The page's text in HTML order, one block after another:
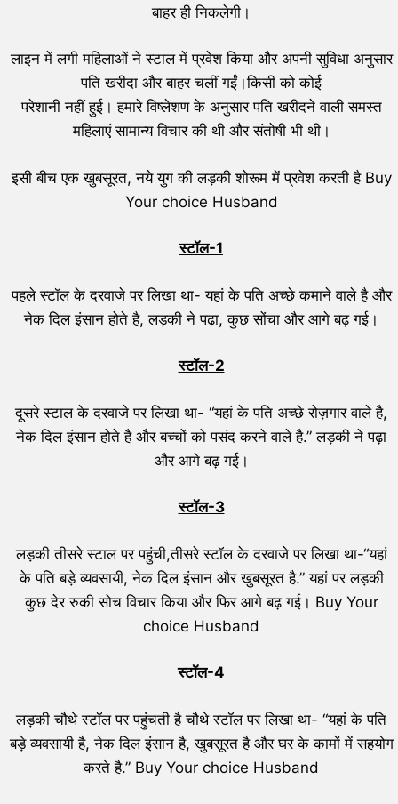
बाहर ही निकलेगी।
लाइन में लगी महिलाओं ने स्टाल में प्रवेश किया और अपनी सुविधा अनुसार
पति खरीदा और बाहर चलीं गईं।किसी को कोई
परेशानी नहीं हुई। हमारे विष्लेशण के अनुसार पति खरीदने वाली समस्त
महिलाएं सामान्य विचार की थी और संतोषी भी थी।
इसी बीच एक खुबसूरत, नये युग की लड़की शोरूम में प्रवेश करती है Buy
Your choice Husband
स्टॉल-1
पहले स्टॉल के दरवाजे पर लिखा था- यहां के पति अच्छे कमाने वाले है और
नेक दिल इंसान होते है, लड़की ने पढ़ा, कुछ सोंचा और आगे बढ़ गई।
स्टॉल-2
दूसरे स्टाल के दरवाजे पर लिखा था- “यहां के पति अच्छे रोज़गार वाले है,
नेक दिल इंसान होते है और बच्चों को पसंद करने वाले है.” लड़की ने पढ़ा
और आगे बढ़ गई।
स्टॉल-3
लड़की तीसरे स्टाल पर पहुंची,तीसरे स्टॉल के दरवाजे पर लिखा था-“यहां
के पति बड़े व्यवसायी, नेक दिल इंसान और खुबसूरत है.” यहां पर लड़की
कुछ देर रुकी सोच विचार किया और फिर आगे बढ़ गई। Buy Your
choice Husband
स्टॉल-4
लड़की चौथे स्टॉल पर पहुंचती है चौथे स्टॉल पर लिखा था- “यहां के पति
बड़े व्यवसायी है, नेक दिल इंसान है, खुबसूरत है और घर के कामों में सहयोग
करते है.” Buy Your choice Husband